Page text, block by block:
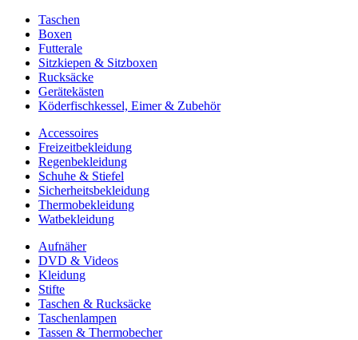
Taschen
Boxen
Futterale
Sitzkiepen & Sitzboxen
Rucksäcke
Gerätekästen
Köderfischkessel, Eimer & Zubehör
Accessoires
Freizeitbekleidung
Regenbekleidung
Schuhe & Stiefel
Sicherheitsbekleidung
Thermobekleidung
Watbekleidung
Aufnäher
DVD & Videos
Kleidung
Stifte
Taschen & Rucksäcke
Taschenlampen
Tassen & Thermobecher